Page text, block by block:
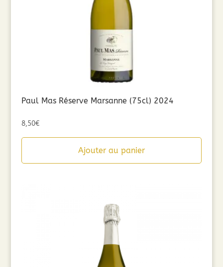
Paul Mas Réserve Marsanne (75cl) 2024
8,50€
Ajouter au panier